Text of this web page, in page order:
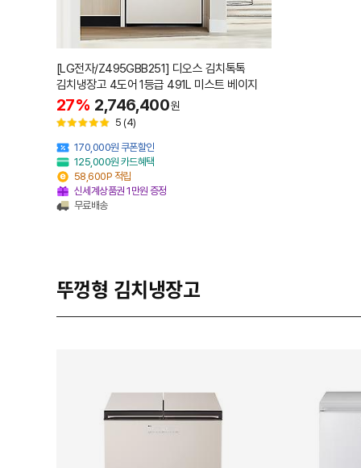
[LG전자/Z495GBB251] 디오스 김치톡톡
김치냉장고 4도어 1등급 491L 미스트 베이지
27% 2,746,400원
5 (4)
170,000원 쿠폰할인
125,000원 카드혜택
58,600P 적립
신세계상품권 1만원 증정
무료배송
뚜껑형 김치냉장고